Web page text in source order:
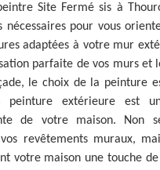
Site Fermé sis à
nécessaires pour vous
adaptées à votre mur
parfaite de vos murs et
le choix de la peinture
peinture extérieure est
de votre maison. Non
revêtements muraux,
votre maison une touche